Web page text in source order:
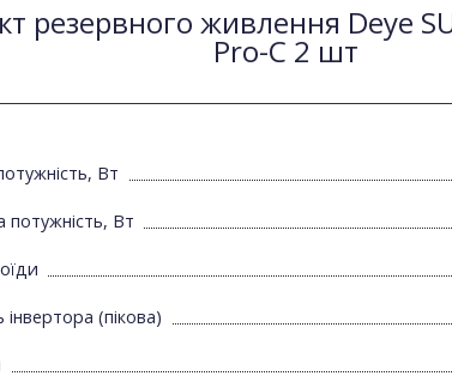
резервного живлення Deye
Pro-С 2 шт
Вт
потужність, Вт
інвертора (пікова)